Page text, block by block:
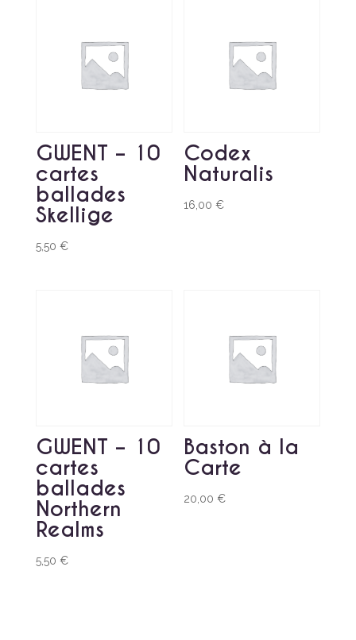
GWENT – 10
cartes
ballades
Skellige
5,50 €
Codex
Naturalis
16,00€
GWENT – 10
cartes
ballades
Northern
Realms
5,50 €
Baston à la
Carte
20,00€